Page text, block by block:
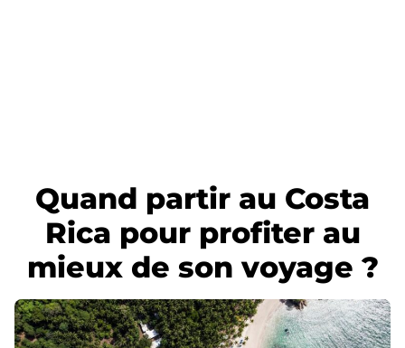
Quand partir au Costa
Rica pour profiter au
mieux de son voyage ?